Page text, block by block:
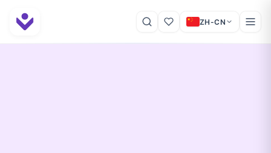
ZH-CN